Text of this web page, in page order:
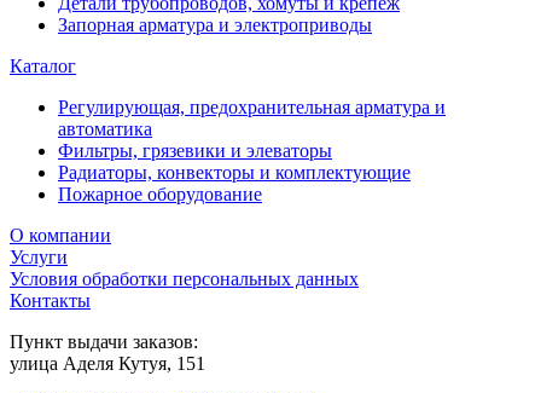
Запорная арматура и электроприводы
Каталог
Регулирующая, предохранительная арматура и
автоматика
Фильтры, грязевики и элеваторы
Радиаторы, конвекторы и комплектующие
Пожарное оборудование
О компании
Услуги
Условия обработки персональных данных
Контакты
Пункт выдачи заказов:
​улица Аделя Кутуя, 151